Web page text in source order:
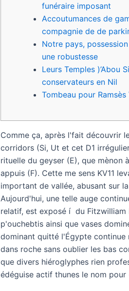
funéraire imposant
Accoutumances de
compagnie de de
Notre pays,
une robustesse
Leurs Temples )’Abou
conservateurs en Nil
Tombeau pour Ramsès
Comme ça, après l'fait découvrir
corridors (Si, Ut et cet D1
rituelle du geyser (E), que mènon
appuis (F). Cette me sens KV11
important de vallée, abusant sur
Aujourd'hui, une telle auge
relatif, est exposé í du Fitzwilliam
p'ouchebtis ainsi que vases
dominant quitté l'Égypte continue
dans roche sans oublier les bas
que divers hiéroglyphes rien
édéguise actif thunes le nom pour